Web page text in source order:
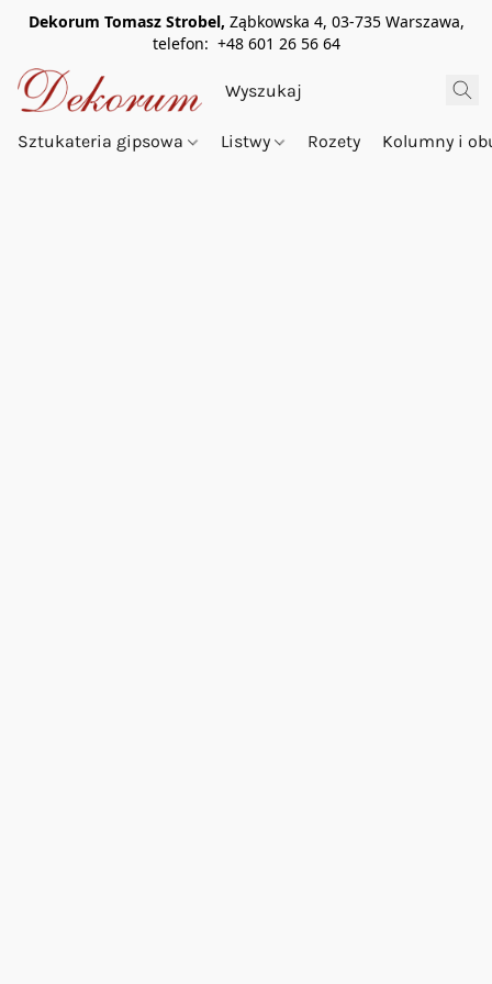
Dekorum Tomasz Strobel, Ząbkowska 4, 03-735 Warszawa,
telefon: +48 601 26 56 64
Sztukateria gipsowa Listwy Rozety Kolumny i